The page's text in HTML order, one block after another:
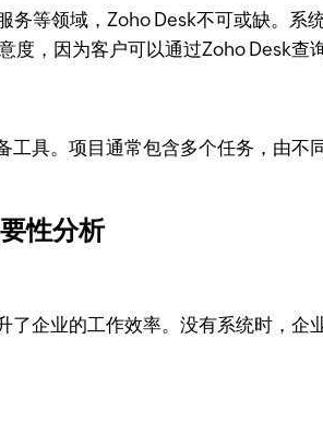
务等领域，Zoho Desk不可或缺。
度，因为客户可以通过Zoho Desk查
工具。项目通常包含多个任务，由
性分析
了企业的工作效率。没有系统时，